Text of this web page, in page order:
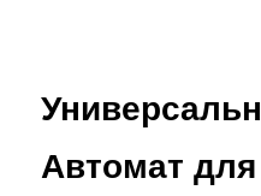
Автомат